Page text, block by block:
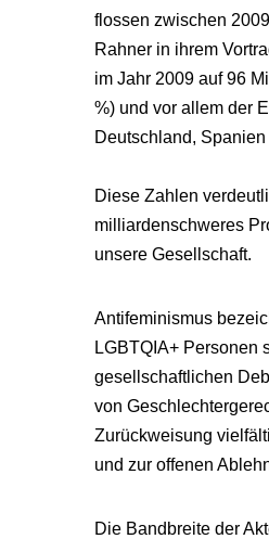
flossen zwischen
Rahner in ihrem
im Jahr 2009 auf 96
%) und vor allem der
Deutschland, Spanien
Diese Zahlen
milliardenschweres
unsere Gesellschaft.
Antifeminismus
LGBTQIA+ Personen
gesellschaftlichen
von
Zurückweisung
und zur offenen
Die Bandbreite der